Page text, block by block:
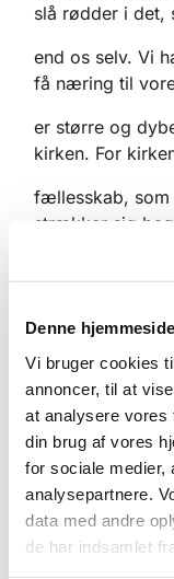
Denne
Vi bruger cookies
annoncer, til at
at analysere vores
din brug af vores
for sociale medier,
analysepartnere.
data med andre
de har indsamlet
slå rødder i det,
end os selv. Vi
få næring til
er større og
kirken. For
fællesskab, som
strækker sig
tilbage i tiden.
har bestand og
til at navigere i
søger at være
det som har
er et sted for
sted, hvor man
dybere kilde, så
større betydning.